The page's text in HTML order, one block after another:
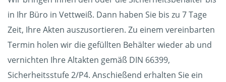
in Ihr Büro in Vettweiß. Dann haben Sie bis zu 7 Tage
Zeit, Ihre Akten auszusortieren. Zu einem vereinbarten
Termin holen wir die gefüllten Behälter wieder ab und
vernichten Ihre Altakten gemäß DIN 66399,
Sicherheitsstufe 2/P4. Anschießend erhalten Sie ein